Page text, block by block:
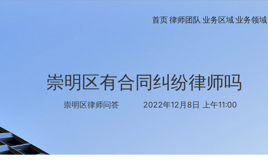
首页律师团队 业务区域 业务领域
崇明区有合同纠纷律师吗
崇明区律师问答 2022年12月8日 上午11:00